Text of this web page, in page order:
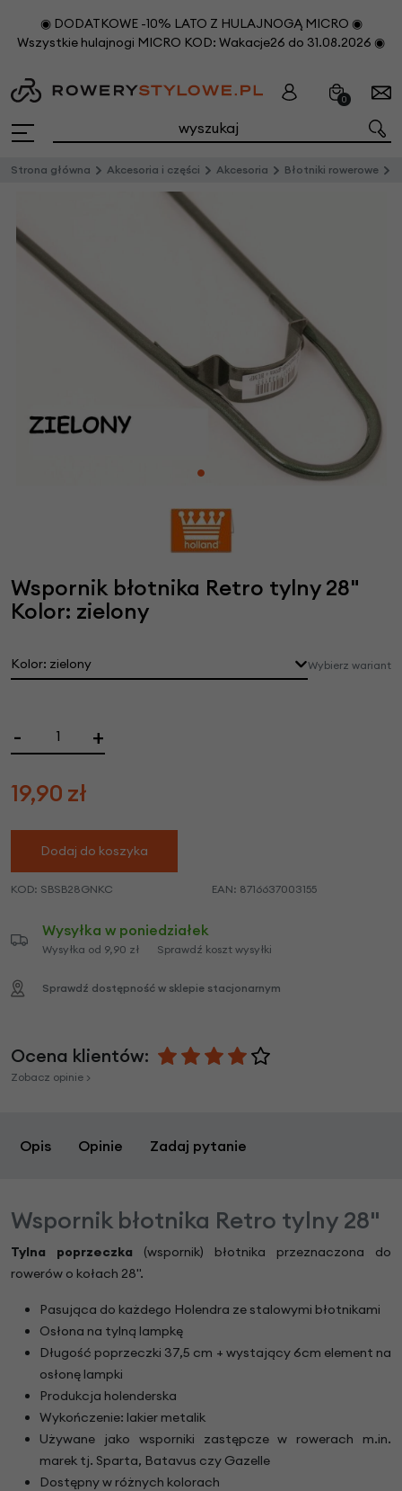
◉ DODATKOWE -10% LATO Z HULAJNOGĄ MICRO ◉
Wszystkie hulajnogi MICRO KOD: Wakacje26 do 31.08.2026 ◉
0
Strona główna Akcesoria i części Akcesoria Błotniki rowerowe
Wspornik błotnika Retro tylny 28"
Kolor: zielony
Kolor: zielony Wybierz wariant
- +
19,90 zł
Dodaj do koszyka
KOD: SBSB28GNKC EAN: 8716637003155
Wysyłka w poniedziałek
Wysyłka od 9,90 zł Sprawdź koszt wysyłki
Sprawdź dostępność w sklepie stacjonarnym
Ocena klientów:
Zobacz opinie >
Opis Opinie Zadaj pytanie
Wspornik błotnika Retro tylny 28"
Tylna poprzeczka (wspornik) błotnika przeznaczona do
rowerów o kołach 28".
Pasująca do każdego Holendra ze stalowymi błotnikami
Osłona na tylną lampkę
Długość poprzeczki 37,5 cm + wystający 6cm element na
osłonę lampki
Produkcja holenderska
Wykończenie: lakier metalik
Używane jako wsporniki zastępcze w rowerach m.in.
marek tj. Sparta, Batavus czy Gazelle
Dostępny w różnych kolorach